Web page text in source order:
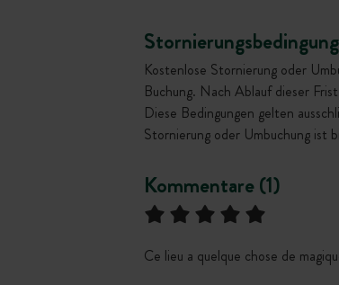
Kostenlose Stornierung oder
Buchung. Nach Ablauf dieser
Diese Bedingungen gelten
Stornierung oder Umbuchung ist
Kommentare (1)
Ce lieu a quelque chose de